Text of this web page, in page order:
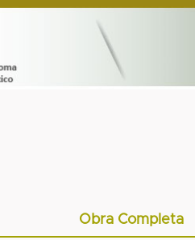
Obra Completa